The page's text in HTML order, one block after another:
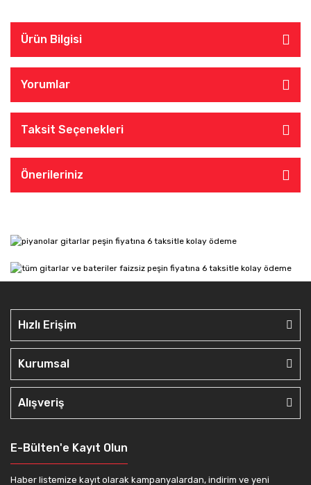
Ürün Bilgisi
Yorumlar
Taksit Seçenekleri
Önerileriniz
Hızlı Erişim
Kurumsal
Alışveriş
E-Bülten'e Kayıt Olun
Haber listemize kayıt olarak kampanyalardan, indirim ve yeni